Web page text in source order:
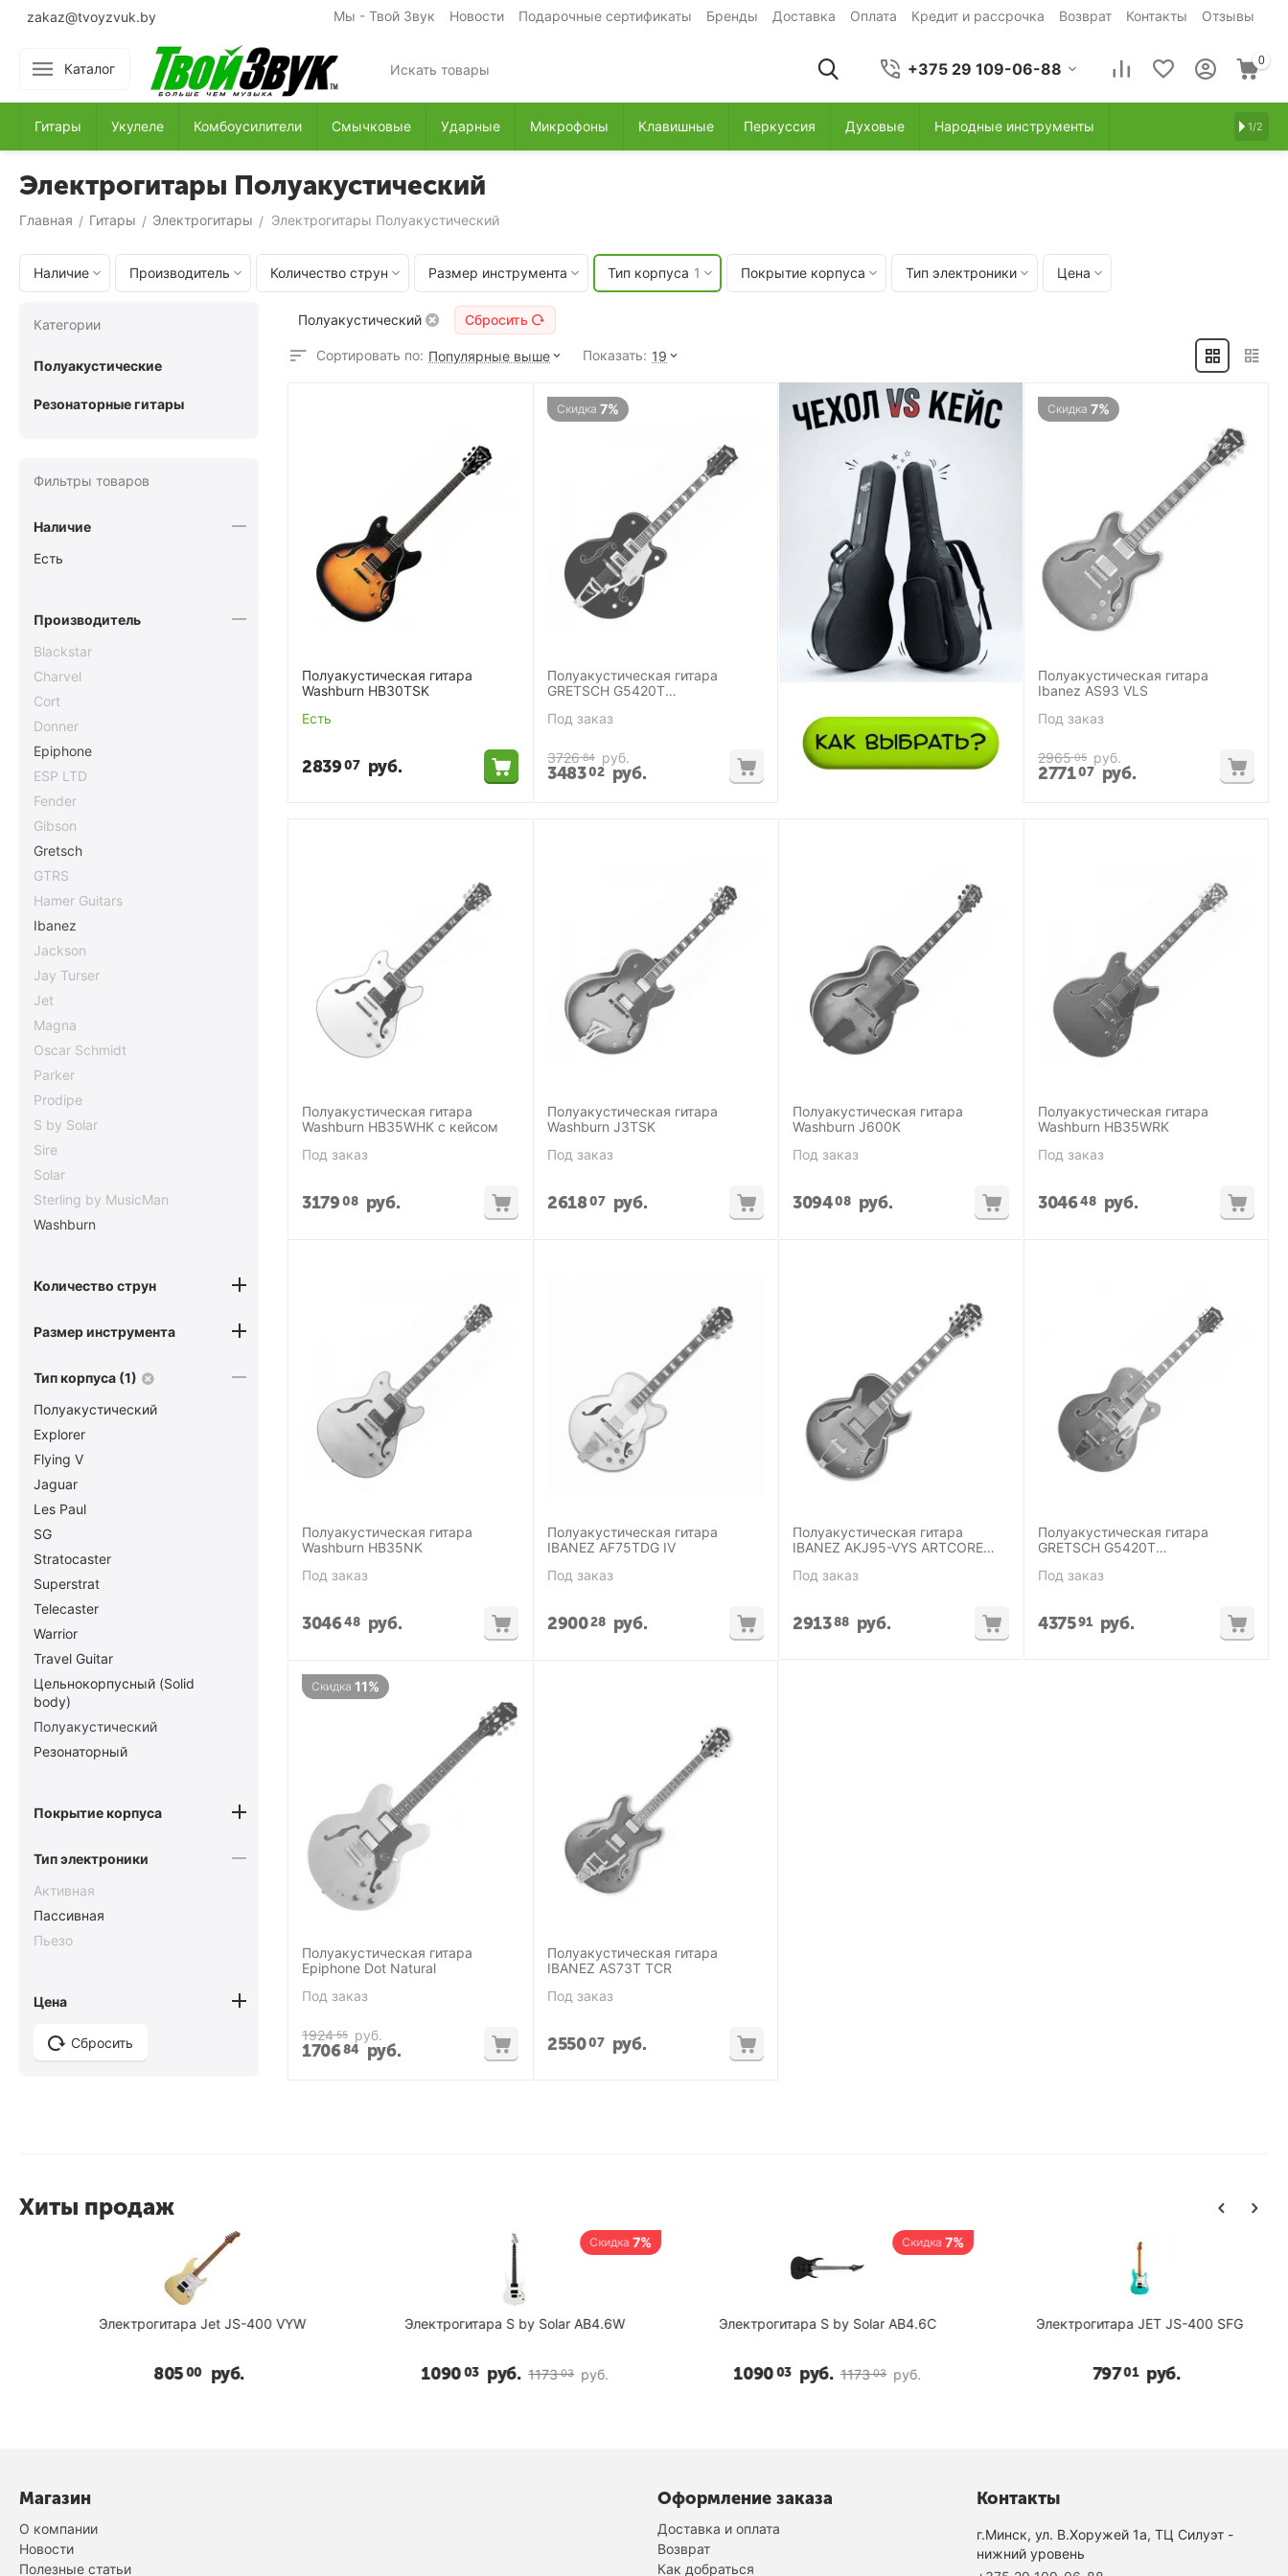
zakaz@tvoyzvuk.by Мы - Твой Звук Новости Подарочные сертификаты Бренды Доставка Оплата Кредит и рассрочка Возврат Контакты Отзывы
Каталог +375 29 109-06-88 0
Гитары Укулеле Комбоусилители Смычковые Ударные Микрофоны Клавишные Перкуссия Духовые Народные инструменты 1/2
Электрогитары Полуакустический
Главная / Гитары / Электрогитары / Электрогитары Полуакустический
Наличие Производитель Количество струн Размер инструмента Тип корпуса 1 Покрытие корпуса Тип электроники Цена
Полуакустический Сбросить
Сортировать по: Популярные выше Показать: 19
Полуакустическая гитара
Washburn HB30TSK
Есть
283907 руб.
Скидка 7%
Полуакустическая гитара
GRETSCH G5420T
BLACK
Под заказ
3726 84 руб.
348302 руб.
Скидка 7%
Полуакустическая гитара
Ibanez AS93 VLS
Под заказ
2965 05 руб.
277107 руб.
Полуакустическая гитара
Washburn HB35WHK с кейсом
Под заказ
317908 руб.
Полуакустическая гитара
Washburn J3TSK
Под заказ
261807 руб.
Полуакустическая гитара
Washburn J600K
Под заказ
309408 руб.
Полуакустическая гитара
Washburn HB35WRK
Под заказ
304648 руб.
Полуакустическая гитара
Washburn HB35NK
Под заказ
304648 руб.
Полуакустическая гитара
IBANEZ AF75TDG IV
Под заказ
290028 руб.
Полуакустическая гитара
IBANEZ AKJ95-VYS ARTCORE
Под заказ
291388 руб.
Полуакустическая гитара
GRETSCH G5420T
ORANGE
Под заказ
437591 руб.
Скидка 11%
Полуакустическая гитара
Epiphone Dot Natural
Под заказ
1924 55 руб.
170684 руб.
Полуакустическая гитара
IBANEZ AS73T TCR
Под заказ
255007 руб.
Категории
Полуакустические
Резонаторные гитары
Фильтры товаров
Наличие
Есть
Производитель
Blackstar
Charvel
Cort
Donner
Epiphone
ESP LTD
Fender
Gibson
Gretsch
GTRS
Hamer Guitars
Ibanez
Jackson
Jay Turser
Jet
Magna
Oscar Schmidt
Parker
Prodipe
S by Solar
Sire
Solar
Sterling by MusicMan
Washburn
Количество струн
Размер инструмента
Тип корпуса (1)
Полуакустический
Explorer
Flying V
Jaguar
Les Paul
SG
Stratocaster
Superstrat
Telecaster
Warrior
Travel Guitar
Цельнокорпусный (Solid
body)
Полуакустический
Резонаторный
Покрытие корпуса
Тип электроники
Активная
Пассивная
Пьезо
Цена
Сбросить
Хиты продаж
Электрогитара Jet JS-400 VYW
80500 руб.
Скидка 7%
Электрогитара S by Solar AB4.6W
1173 03 руб.
109003 руб.
Скидка 7%
Электрогитара S by Solar AB4.6C
1173 03 руб.
109003 руб.
Электрогитара JET JS-400 SFG
79701 руб.
Магазин
О компании
Новости
Полезные статьи
Оформление заказа
Доставка и оплата
Возврат
Как добраться
Контакты
г.Минск, ул. В.Хоружей 1а, ТЦ Силуэт -
нижний уровень